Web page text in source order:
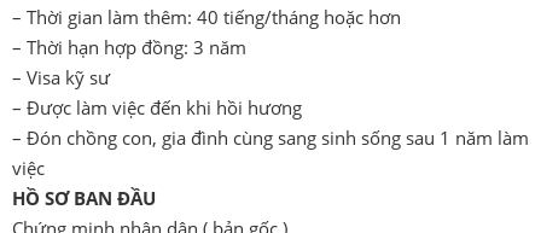
– Thời gian làm thêm: 40 tiếng/tháng hoặc hơn
– Thời hạn hợp đồng: 3 năm
– Visa kỹ sư
– Được làm việc đến khi hồi hương
– Đón chồng con, gia đình cùng sang sinh sống sau 1 năm làm
việc
HỒ SƠ BAN ĐẦU
Chứng minh nhân dân ( bản gốc )